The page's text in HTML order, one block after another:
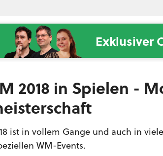
Exklusiver
2018 in Spielen -
ist in vollem Gange und auch in
WM-Events.